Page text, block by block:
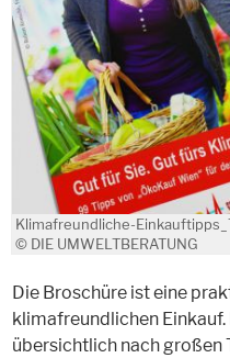
Klimafreundliche-
© DIE UMWELTBERATUNG
Die Broschüre ist eine
klimafreundlichen
übersichtlich nach großen